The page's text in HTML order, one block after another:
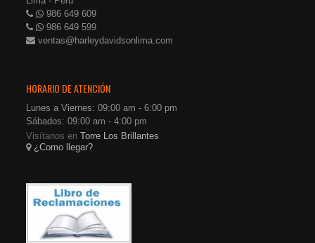
986 649 609
986 649 599
ventas@harleydavidsonlima.com
HORARIO DE ATENCIÓN
Lunes a Viernes: 09:00 am - 6:00 pm
Sábados: 09:00 am - 4:00 pm
Visítanos enTorre Los Brillantes
¿Como llegar?